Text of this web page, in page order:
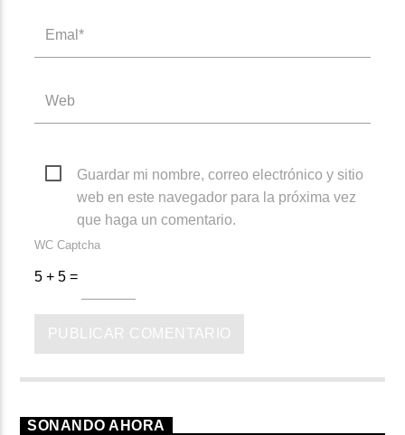
Guardar mi nombre, correo electrónico y sitio
web en este navegador para la próxima vez
que haga un comentario.
WC Captcha
5 + 5 =
SONANDO AHORA